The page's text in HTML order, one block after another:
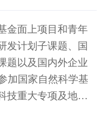
金面上项目和青年
发计划子课题、国
题以及国内外企业
加国家自然科学基
技重大专项及地方
有授权发明专利15